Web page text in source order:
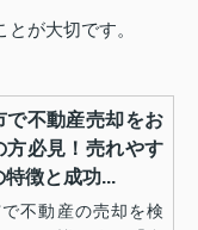
が大切です。
で不動産売却をお
方必見！売れやす
特徴と成功...
不動産の売却を検